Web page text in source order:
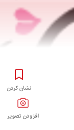
نشان کردن
افزودن تصویر